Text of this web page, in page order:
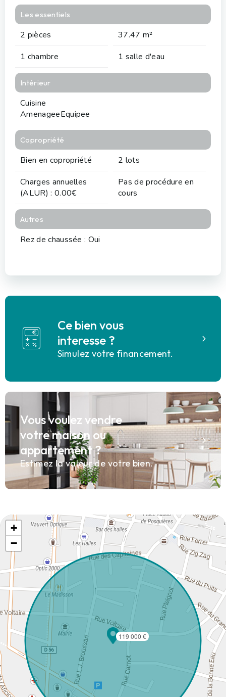
Les essentiels
2 pièces
37.47 m²
1 chambre
1 salle d'eau
Intérieur
Cuisine
AmenageeEquipee
Copropriété
Bien en copropriété
2 lots
Charges annuelles
(ALUR) : 0.00€
Pas de procédure en
cours
Autres
Rez de chaussée : Oui
Ce bien vous
interesse ?
Simulez votre financement.
Vous voulez vendre
votre maison ou
appartement ?
Estimez la valeur de votre bien.
119 000 €
+
−